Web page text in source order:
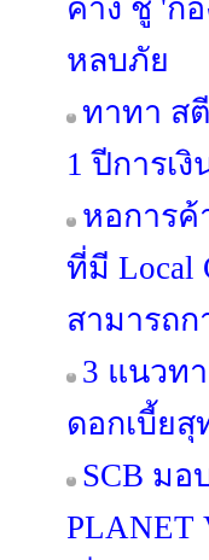
ค้าง ชู 'ก
หลบภัย
ทาทา ส
1 ปีการเ
หอการค้
ที่มี Local
สามารถก
3 แนวท
ดอกเบี้ยสุ
SCB ม
PLANET